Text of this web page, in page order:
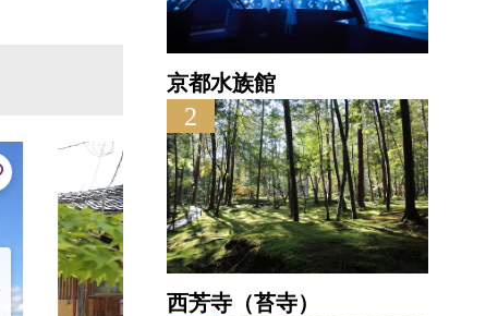
京都水族館
2
西芳寺（苔寺）